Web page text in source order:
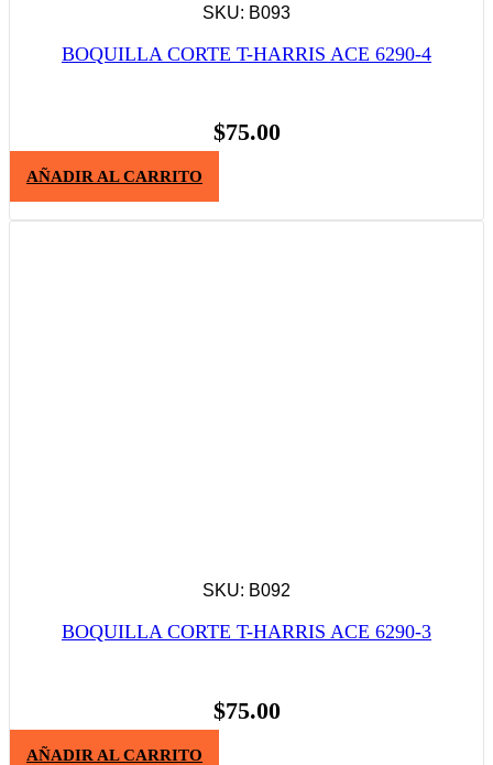
SKU: B093
BOQUILLA CORTE T-HARRIS ACE 6290-4
$75.00
AÑADIR AL CARRITO
SKU: B092
BOQUILLA CORTE T-HARRIS ACE 6290-3
$75.00
AÑADIR AL CARRITO